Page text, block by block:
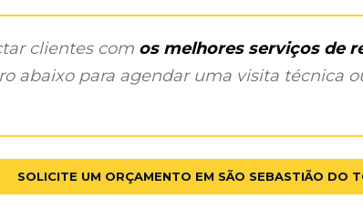
clientes com os melhores serviços de
abaixo para agendar uma visita técnica
SOLICITE UM ORÇAMENTO EM SÃO SEBASTIÃO DO